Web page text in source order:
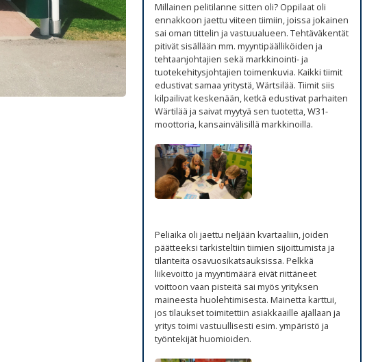
Millainen pelitilanne sitten oli? Oppilaat oli
ennakkoon jaettu viiteen tiimiin, joissa jokainen
sai oman tittelin ja vastuualueen. Tehtäväkentät
pitivät sisällään mm. myyntipäälliköiden ja
tehtaanjohtajien sekä markkinointi- ja
tuotekehitysjohtajien toimenkuvia. Kaikki tiimit
edustivat samaa yritystä, Wärtsilää. Tiimit siis
kilpailivat keskenään, ketkä edustivat parhaiten
Wärtilää ja saivat myytyä sen tuotetta, W31-
moottoria, kansainvälisillä markkinoilla.
Peliaika oli jaettu neljään kvartaaliin, joiden
päätteeksi tarkisteltiin tiimien sijoittumista ja
tilanteita osavuosikatsauksissa. Pelkkä
liikevoitto ja myyntimäärä eivät riittäneet
voittoon vaan pisteitä sai myös yrityksen
maineesta huolehtimisesta. Mainetta karttui,
jos tilaukset toimitettiin asiakkaaille ajallaan ja
yritys toimi vastuullisesti esim. ympäristö ja
työntekijät huomioiden.